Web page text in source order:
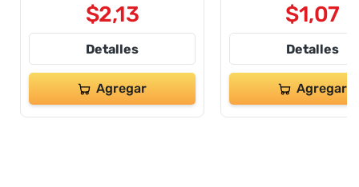
$2,13
Detalles
Agregar
$1,07
Detalles
Agregar